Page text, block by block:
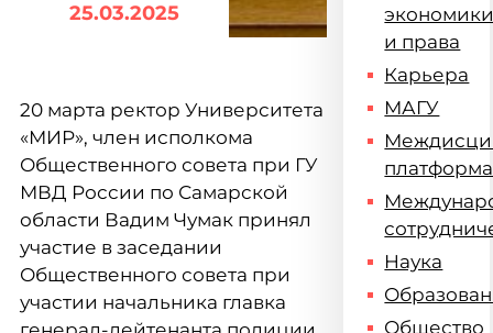
25.03.2025
20 марта ректор Университета
«МИР», член исполкома
Общественного совета при ГУ
МВД России по Самарской
области Вадим Чумак принял
участие в заседании
Общественного совета при
участии начальника главка
и права
Карьера
МАГУ
платформа
Наука
Общество